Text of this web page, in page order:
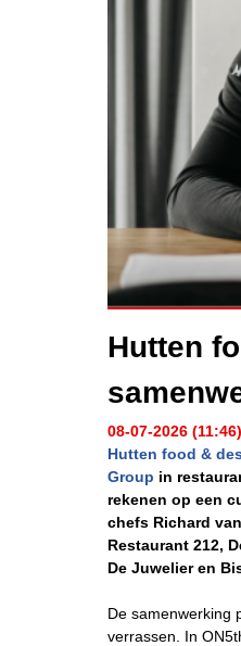
Hutten
08-07-2026
Hutten food &
Group in
rekenen op een
chefs Richard
Restaurant 212,
De Juwelier en
De samenwerking
verrassen. In